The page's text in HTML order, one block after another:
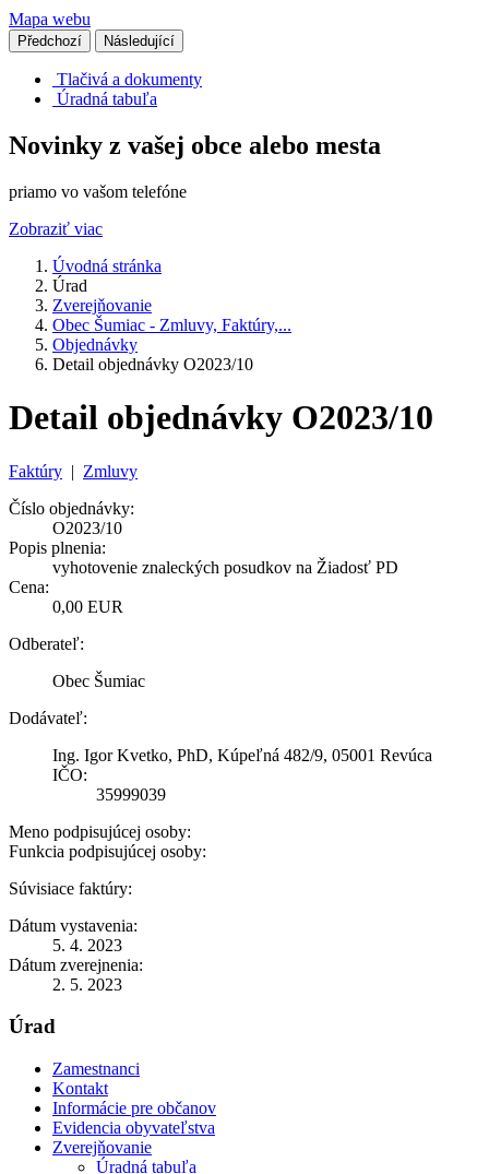
Mapa webu
Předchozí Následující
Tlačivá a dokumenty
Úradná tabuľa
Novinky z vašej obce alebo mesta
priamo vo vašom telefóne
Zobraziť viac
Úvodná stránka
Úrad
Zverejňovanie
Obec Šumiac - Zmluvy, Faktúry,...
Objednávky
Detail objednávky O2023/10
Detail objednávky O2023/10
Faktúry | Zmluvy
Číslo objednávky:
O2023/10
Popis plnenia:
vyhotovenie znaleckých posudkov na Žiadosť PD
Cena:
0,00 EUR
Odberateľ:
Obec Šumiac
Dodávateľ:
Ing. Igor Kvetko, PhD, Kúpeľná 482/9, 05001 Revúca
IČO:
35999039
Meno podpisujúcej osoby:
Funkcia podpisujúcej osoby:
Súvisiace faktúry:
Dátum vystavenia:
5. 4. 2023
Dátum zverejnenia:
2. 5. 2023
Úrad
Zamestnanci
Kontakt
Informácie pre občanov
Evidencia obyvateľstva
Zverejňovanie
Úradná tabuľa